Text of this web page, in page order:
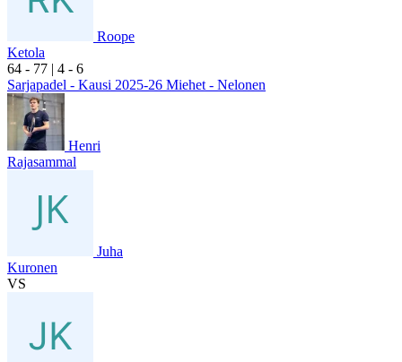
Roope
Ketola
64 - 77 | 4 - 6
Sarjapadel - Kausi 2025-26 Miehet - Nelonen
Henri
Rajasammal
Juha
Kuronen
VS